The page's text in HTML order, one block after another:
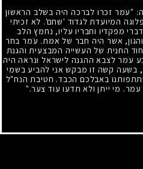
"עֹמר זכרו לברכה היה בשלב הראשון
המיועדת לגדוד 'שחם'. לא זכיתי
מפקדיו וחבריו עליו, נחמץ הלב
אשר היה חבר של אמת. עֹמר בחר
החנית של העשייה המבצעית והגנת
עֹמר לצבא ההגנה לישראל ונראה היה
קשה זו מבקש אני להביע בשמי
באבלכם הכבד. חטיבת הנח"ל
מי ייתן ולא תדעו עוד צער."